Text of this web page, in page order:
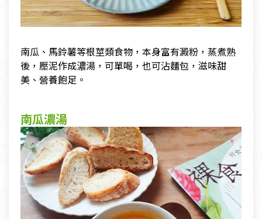
南瓜、馬鈴薯等根莖類食物，本身富有澱粉，蒸煮熟
後，壓泥作成濃湯，可單喝，也可沾麵包，滋味甜
美、營養飽足。
南瓜濃湯